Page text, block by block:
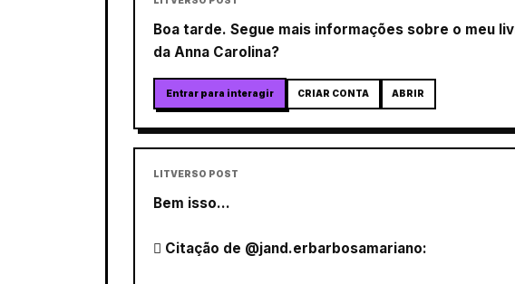
Boa tarde. Segue mais informações sobre o meu
da Anna Carolina?
Entrar para interagir CRIAR CONTA ABRIR
LITVERSO POST
Bem isso...
 Citação de @jand.erbarbosamariano: